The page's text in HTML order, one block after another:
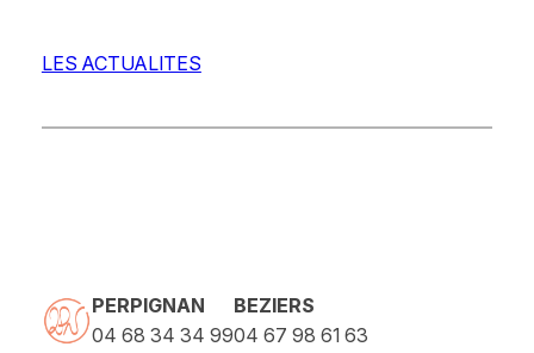
LES ACTUALITES
PERPIGNAN
04 68 34 34 99
BEZIERS
04 67 98 61 63